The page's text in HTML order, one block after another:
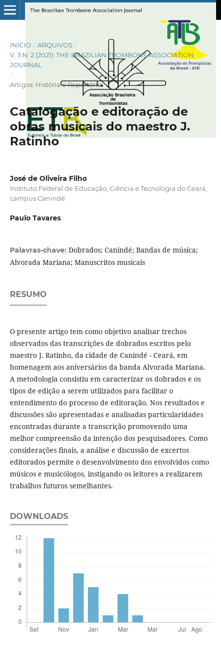
INÍCIO / ARQUIVOS /
V. 3 N. 2 (2021): THE BRAZILIAN TROMBONE ASSOCIATION
JOURNAL
/
Artigos: História e Repertório
Catalogação e editoração de
obras musicais do maestro J.
Ratinho
José de Oliveira Filho
Instituto Federal de Educação, Ciência e Tecnologia do Ceará,
campus Canindé
Paulo Tavares
Palavras-chave: Dobrados; Canindé; Bandas de música;
Alvorada Mariana; Manuscritos musicais
RESUMO
O presente artigo tem como objetivo analisar trechos
observados das transcrições de dobrados escritos pelo
maestro J. Ratinho, da cidade de Canindé - Ceará, em
homenagem aos aniversários da banda Alvorada Mariana.
A metodologia consistiu em caracterizar os dobrados e os
tipos de edição a serem utilizados para facilitar o
entendimento do processo de editoração. Nos resultados e
discussões são apresentadas e analisadas particularidades
encontradas durante a transcrição promovendo uma
melhor compreensão da intenção dos pesquisadores. Como
considerações finais, a análise e discussão de excertos
editorados permite o desenvolvimento dos envolvidos como
músicos e musicólogos, instigando os leitores a realizarem
trabalhos futuros semelhantes.
DOWNLOADS